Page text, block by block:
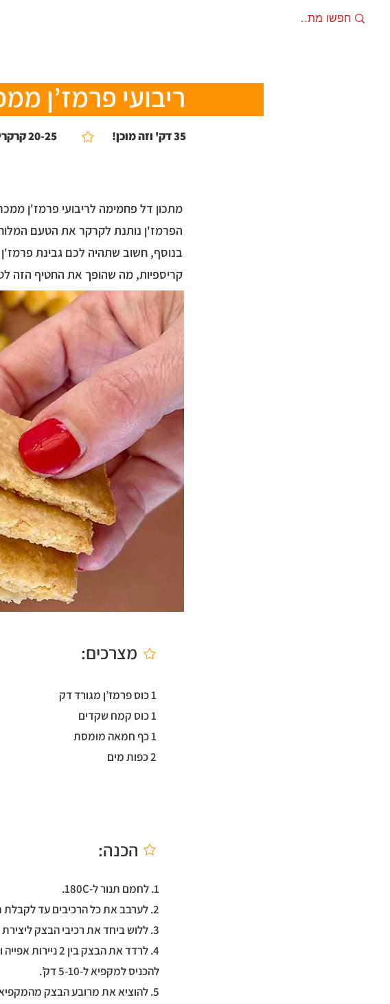
ריבועי פרמז’ן
20-25 קרקרים 35 דק' וזה מוכן!
מתכון דל פחמימה לריבועי פרמז'ן
הפרמז'ן נותנת לקרקר את הטעם
בנוסף, חשוב שתהיה לכם גבינת
קריספיות, מה שהופך את החטיף הזה
מצרכים:
1 כוס פרמז’ן מגורד דק
1 כוס קמח שקדים
1 כף חמאה מומסת
2 כפות מים
הכנה:
1. לחמם תנור ל-180C.
2. לערבב את כל הרכיבים עד לקבלת תערובת פירורית.
3. ללוש ביחד את רכיבי הבצק ליצירת כדור בצק.
4. לרדד את הבצק בין 2 ניירות אפייה ולעצב לצורה של מרובע “שמנמן”.
להכניס למקפיא ל-5-10 דק’.
5. להוציא את מרובע הבצק